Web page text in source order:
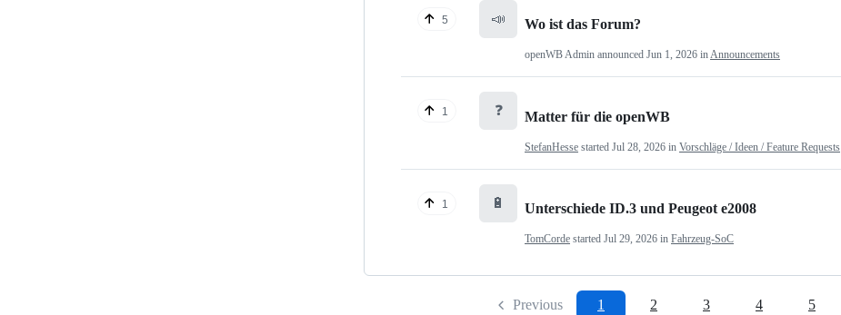
5 📣 Wo ist das Forum?
openWB Admin announced Jun 1, 2026 inAnnouncements
1 ❓ Matter für die openWB
StefanHesse started Jul 28, 2026 in Vorschläge / Ideen / Feature Requests
1 🔋 Unterschiede ID.3 und Peugeot e2008
TomCorde started Jul 29, 2026 in Fahrzeug-SoC
Previous 1 2 3 4 5